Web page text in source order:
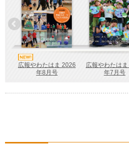
広報やわたはま 2026
年8月号
広報やわたは
年7月号